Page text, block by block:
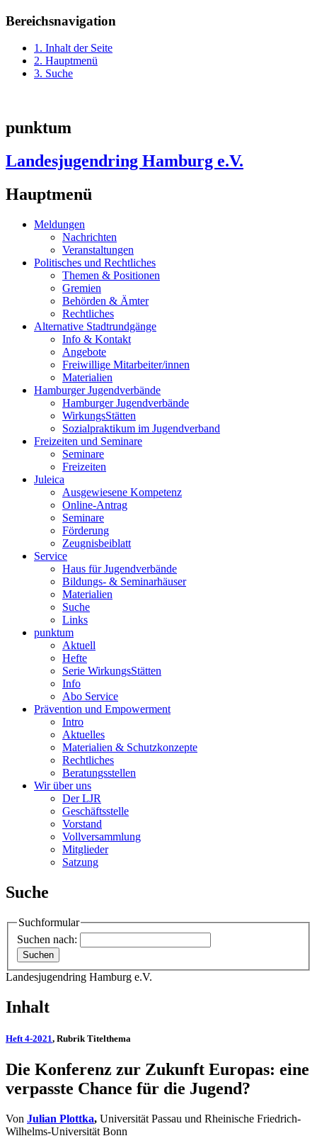
Bereichsnavigation
1. Inhalt der Seite
2. Hauptmenü
3. Suche
punktum
Landesjugendring Hamburg e.V.
Hauptmenü
Meldungen
Nachrichten
Veranstaltungen
Politisches und Rechtliches
Themen & Positionen
Gremien
Behörden & Ämter
Rechtliches
Alternative Stadtrundgänge
Info & Kontakt
Angebote
Freiwillige Mitarbeiter/innen
Materialien
Hamburger Jugendverbände
Hamburger Jugendverbände
WirkungsStätten
Sozialpraktikum im Jugendverband
Freizeiten und Seminare
Seminare
Freizeiten
Juleica
Ausgewiesene Kompetenz
Online-Antrag
Seminare
Förderung
Zeugnisbeiblatt
Service
Haus für Jugendverbände
Bildungs- & Seminarhäuser
Materialien
Suche
Links
punktum
Aktuell
Hefte
Serie WirkungsStätten
Info
Abo Service
Prävention und Empowerment
Intro
Aktuelles
Materialien & Schutzkonzepte
Rechtliches
Beratungsstellen
Wir über uns
Der LJR
Geschäftsstelle
Vorstand
Vollversammlung
Mitglieder
Satzung
Suche
Suchformular
Suchen nach:
Landesjugendring Hamburg e.V.
Inhalt
Heft 4-2021, Rubrik Titelthema
Die Konferenz zur Zukunft Europas: eine
verpasste Chance für die Jugend?
Von Julian Plottka, Universität Passau und Rheinische Friedrich-
Wilhelms-Universität Bonn